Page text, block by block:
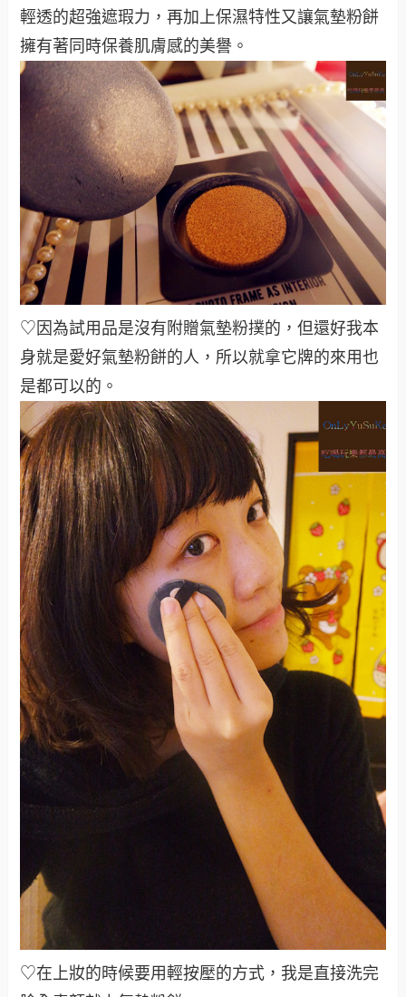
輕透的超強遮瑕力，再加上保濕特性又讓氣墊粉餅
擁有著同時保養肌膚感的美譽。
♡因為試用品是沒有附贈氣墊粉撲的，但還好我本
身就是愛好氣墊粉餅的人，所以就拿它牌的來用也
是都可以的。
♡在上妝的時候要用輕按壓的方式，我是直接洗完